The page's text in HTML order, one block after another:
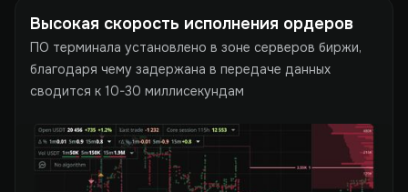
Высокая скорость исполнения ордеров
ПО терминала установлено в зоне серверов биржи,
благодаря чему задержана в передаче данных
сводится к 10-30 миллисекундам